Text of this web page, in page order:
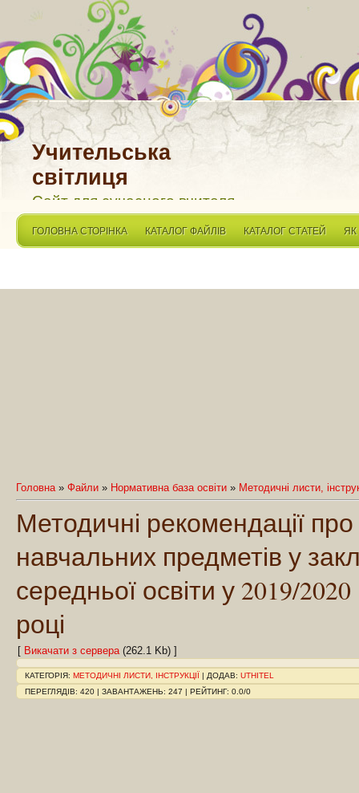
Учительська
світлиця
Сайт для сучасного вчителя
ГОЛОВНА СТОРІНКА КАТАЛОГ ФАЙЛІВ КАТАЛОГ СТАТЕЙ ЯК
Головна» Файли » Нормативна база освіти » Методичні листи,
Методичні рекомендації
навчальних предметів у
середньої освіти у 2019/
році
[ Викачати з сервера(262.1 Kb) ]
КАТЕГОРІЯ: МЕТОДИЧНІ ЛИСТИ, ІНСТРУКЦІЇ | ДОДАВ: UTHITEL
ПЕРЕГЛЯДІВ: 420 | ЗАВАНТАЖЕНЬ: 247 | РЕЙТИНГ: 0.0/0